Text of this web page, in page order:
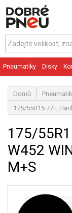
Pneumatiky Disky
Domů
175/55R15 77T,
175/
W452
M+S